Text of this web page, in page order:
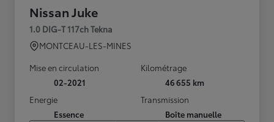
Nissan Juke
1.0 DIG-T 117ch Tekna
MONTCEAU-LES-MINES
Mise en circulation
02-2021
Kilométrage
46 655 km
Energie
Essence
Transmission
Boîte manuelle